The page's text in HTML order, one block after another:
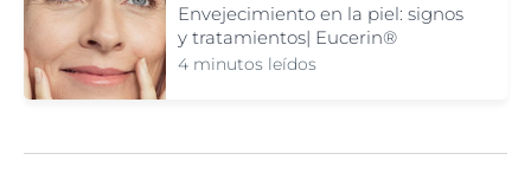
Envejecimiento en la piel: signos
y tratamientos| Eucerin®
4 minutos leídos